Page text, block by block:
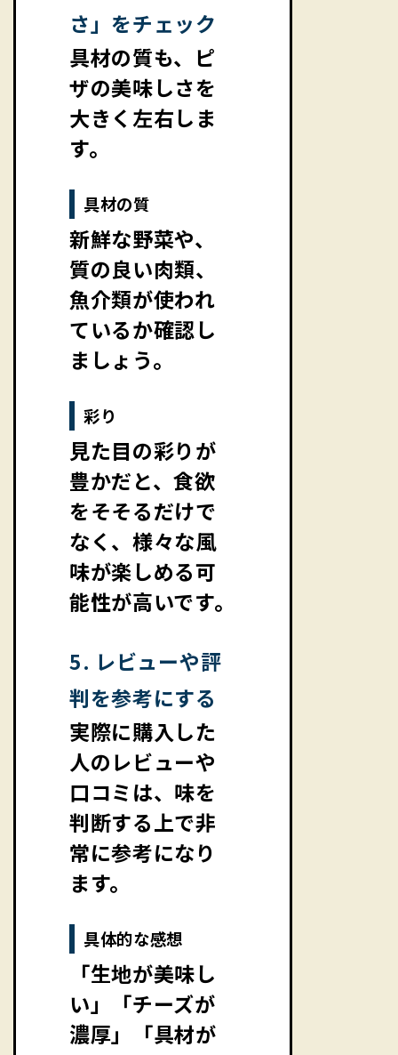
さ」をチェック
具材の質も、ピ
ザの美味しさを
大きく左右しま
す。
具材の質
新鮮な野菜や、
質の良い肉類、
魚介類が使われ
ているか確認し
ましょう。
彩り
見た目の彩りが
豊かだと、食欲
をそそるだけで
なく、様々な風
味が楽しめる可
能性が高いです。
5. レビューや評
判を参考にする
実際に購入した
人のレビューや
口コミは、味を
判断する上で非
常に参考になり
ます。
具体的な感想
「生地が美味し
い」「チーズが
濃厚」「具材が